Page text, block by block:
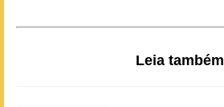
Leia também